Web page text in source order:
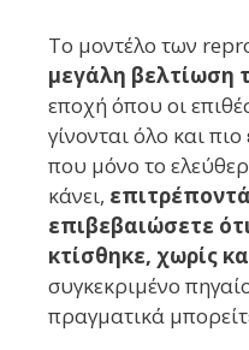
Το μοντέλο των
μεγάλη βελτίωση
εποχή όπου οι
γίνονται όλο και πιο
που μόνο το
κάνει,
επιβεβαιώσετε
κτίσθηκε, χωρίς
συγκεκριμένο
πραγματικά